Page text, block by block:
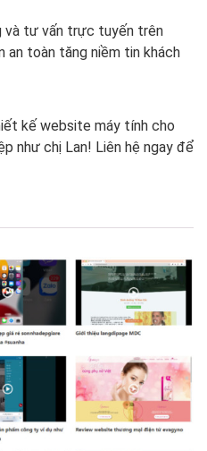
và tư vấn trực tuyến trên
an toàn tăng niềm tin khách
kế website máy tính cho
như chị Lan! Liên hệ ngay để